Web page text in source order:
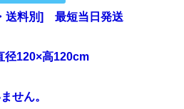
送料別] 最短当日発送
径120×高120cm
せん。